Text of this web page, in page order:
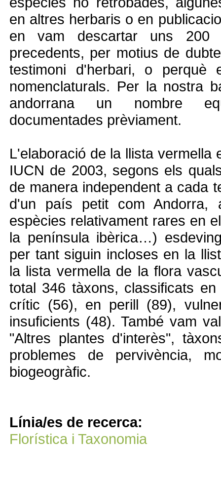
en altres herbaris o en
en vam descartar uns 200
precedents, per motius de
testimoni d'herbari, o perquè
nomenclaturals. Per la nostra
andorrana un nombre
documentades prèviament.
L'elaboració de la llista vermella
IUCN de 2003, segons els
de manera independent a cada
d'un país petit com Andorra,
espècies relativament rares en
la península ibèrica…)
per tant siguin incloses en la
la lista vermella de la flora
total 346 tàxons, classificats
crític (56), en perill (89),
insuficients (48). També vam
"Altres plantes d'interès",
problemes de pervivència,
biogeogràfic.
Línia/es de recerca:
Florística i Taxonomia